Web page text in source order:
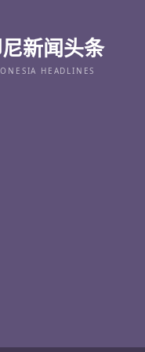
新闻头条
HEADLINES